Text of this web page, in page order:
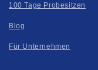
100 Tage Probesitzen
Blog
Für Unternehmen